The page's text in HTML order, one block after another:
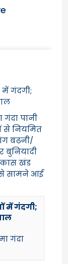
में गंदगी;
गंदा पानी
से नियमित
बढ़नी/
बुनियादी
खंड
से सामने आई
में गंदगी;
गंदा